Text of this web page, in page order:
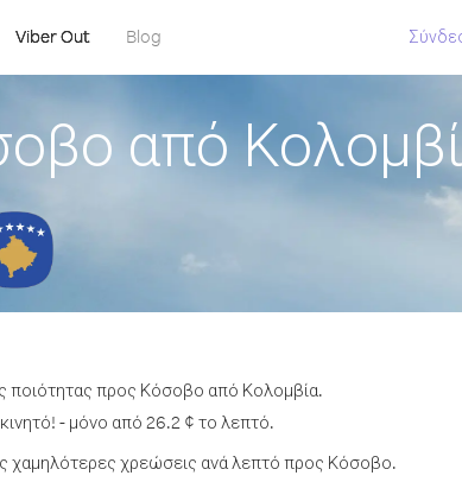
Viber Out Blog
από
ποιότητας προς Κόσοβο από Κολομβία.
- μόνο από 26.2 ¢ το λεπτό.
χαμηλότερες χρεώσεις ανά λεπτό προς Κόσοβο.